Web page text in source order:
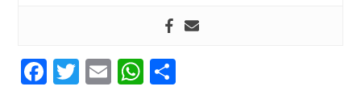
Facebook
Twitter
EmailWhatsApp